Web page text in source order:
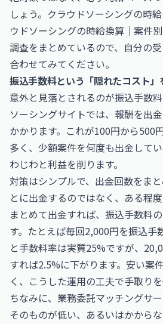
しょう。クラウドソーシングの時
ウドソーシングの時給換算｜案件
調査をまとめているので、自分の
合わせてみてください。
振込手数料という「隠れたコスト」
意外と見落とされるのが振込手数
ソーシングサイトでは、報酬を出
かかります。これが100円から500
多く、少額案件を何度も出金して
わじわと利益を削ります。
対策はシンプルで、出金回数をま
とに出金するのではなく、ある程
まとめて出金すれば、振込手数料
す。たとえば毎回2,000円を振込手
と手数料率は実質25%ですが、
すれば2.5%に下がります。安い案
く、こうした運用の工夫で手取り
ちなみに、業務委託マッチングサ
そのものが低い、あるいはかから